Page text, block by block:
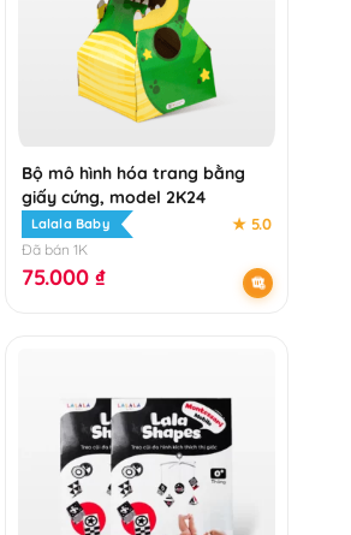
Bộ mô hình hóa trang bằng
giấy cứng, model 2K24
Lalala Baby ★ 5.0
Đã bán 1K
75.000 ₫